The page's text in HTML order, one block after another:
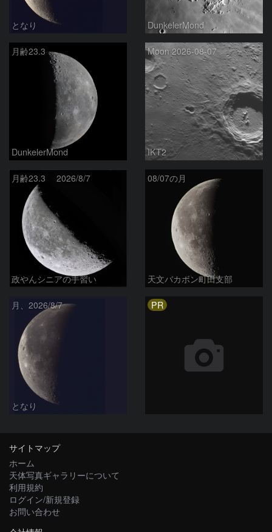
となり DunkelerMond
月齢23.3
DunkelerMond
Moon 2026-08-07
IKT2
月齢23.3 2026/8/7
政やんシニアの手習い
08/07の月
天文バカボン町田支部
月、2026/8/7
となり
PR
サイトマップ
ホーム
天体写真ギャラリーについて
利用規約
ログイン/新規登録
お問い合わせ